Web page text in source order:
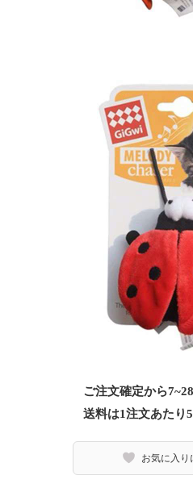
ご注文確定から
送料は1注文あたり
お気に入り